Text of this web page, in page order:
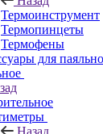
Термоинструмент
Термопинцеты
Термофены
для
Назад